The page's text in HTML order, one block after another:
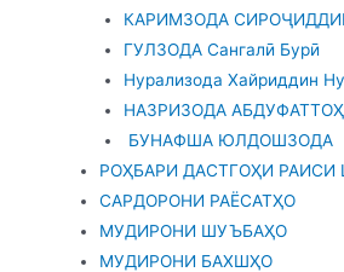
КАРИМЗОДА
ГУЛЗОДА Сангалӣ Бурӣ
Нурализода Хайриддин
НАЗРИЗОДА АБДУФАТТОҲ
БУНАФША ЮЛДОШЗОДА
РОҲБАРИ ДАСТГОҲИ РАИСИ
САРДОРОНИ РАЁСАТҲО
МУДИРОНИ ШУЪБАҲО
МУДИРОНИ БАХШҲО